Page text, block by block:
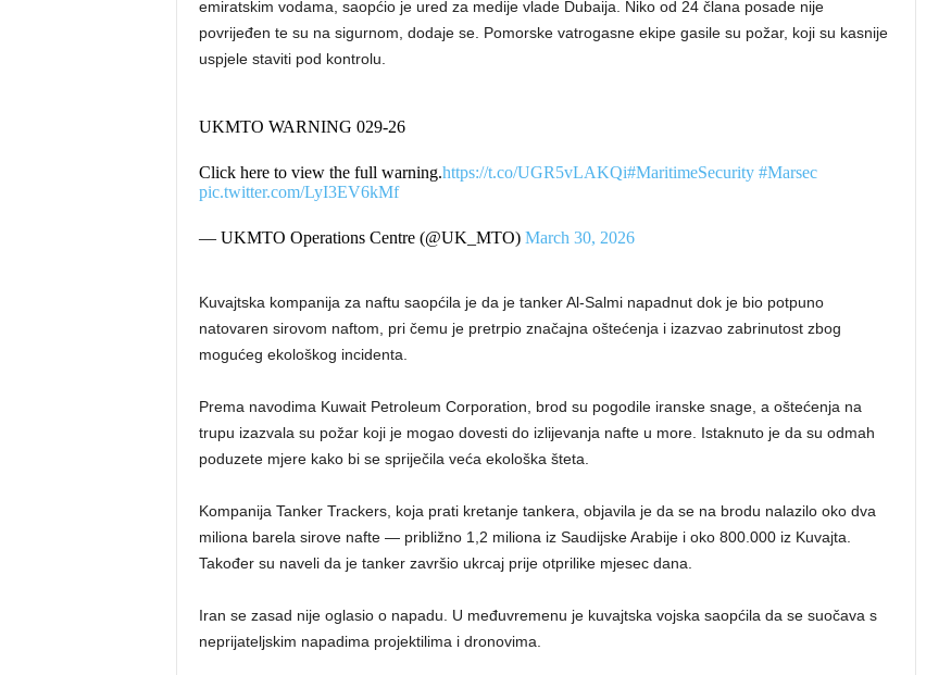
emiratskim vodama, saopćio je ured za medije vlade Dubaija. Niko od 24 člana posade nije
povrijeđen te su na sigurnom, dodaje se. Pomorske vatrogasne ekipe gasile su požar, koji su kasnije
uspjele staviti pod kontrolu.
UKMTO WARNING 029-26
Click here to view the full warning.https://t.co/UGR5vLAKQi#MaritimeSecurity #Marsec
pic.twitter.com/LyI3EV6kMf
— UKMTO Operations Centre (@UK_MTO) March 30, 2026
Kuvajtska kompanija za naftu saopćila je da je tanker Al-Salmi napadnut dok je bio potpuno
natovaren sirovom naftom, pri čemu je pretrpio značajna oštećenja i izazvao zabrinutost zbog
mogućeg ekološkog incidenta.
Prema navodima Kuwait Petroleum Corporation, brod su pogodile iranske snage, a oštećenja na
trupu izazvala su požar koji je mogao dovesti do izlijevanja nafte u more. Istaknuto je da su odmah
poduzete mjere kako bi se spriječila veća ekološka šteta.
Kompanija Tanker Trackers, koja prati kretanje tankera, objavila je da se na brodu nalazilo oko dva
miliona barela sirove nafte — približno 1,2 miliona iz Saudijske Arabije i oko 800.000 iz Kuvajta.
Također su naveli da je tanker završio ukrcaj prije otprilike mjesec dana.
Iran se zasad nije oglasio o napadu. U međuvremenu je kuvajtska vojska saopćila da se suočava s
neprijateljskim napadima projektilima i dronovima.